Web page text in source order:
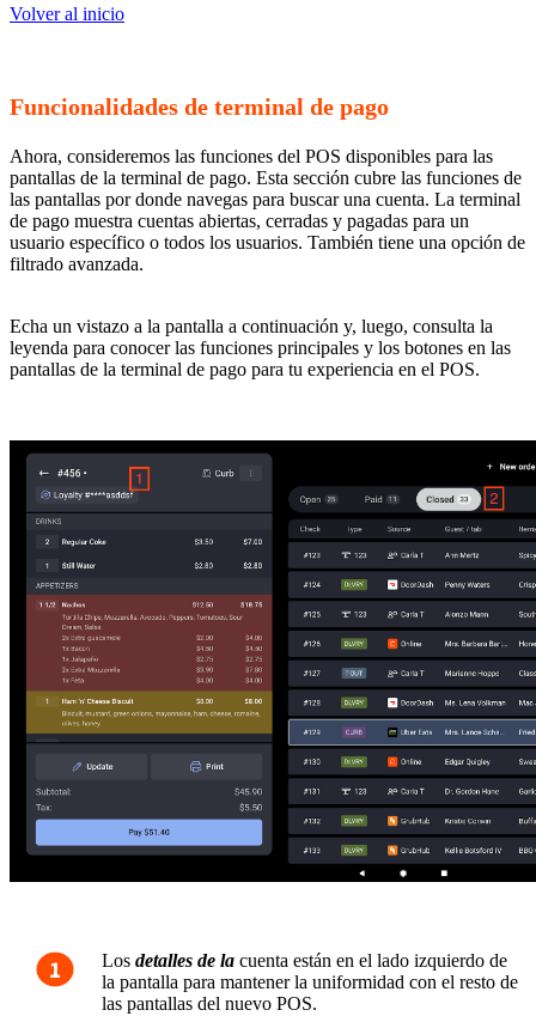
Volver al inicio
Funcionalidades de terminal de pago
Ahora, consideremos las funciones del POS disponibles para las
pantallas de la terminal de pago. Esta sección cubre las funciones de
las pantallas por donde navegas para buscar una cuenta. La terminal
de pago muestra cuentas abiertas, cerradas y pagadas para un
usuario específico o todos los usuarios. También tiene una opción de
filtrado avanzada.
Echa un vistazo a la pantalla a continuación y, luego, consulta la
leyenda para conocer las funciones principales y los botones en las
pantallas de la terminal de pago para tu experiencia en el POS.
Los detalles de la cuenta están en el lado izquierdo de
la pantalla para mantener la uniformidad con el resto de
las pantallas del nuevo POS.